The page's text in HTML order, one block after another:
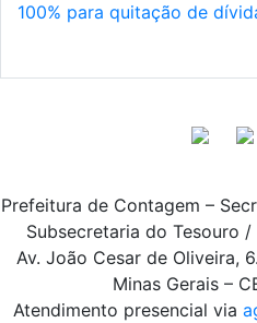
100% para quitação de
Prefeitura de Contagem –
Subsecretaria do Tesouro
Av. João Cesar de Oliveira,
Minas Gerais –
Atendimento presencial via